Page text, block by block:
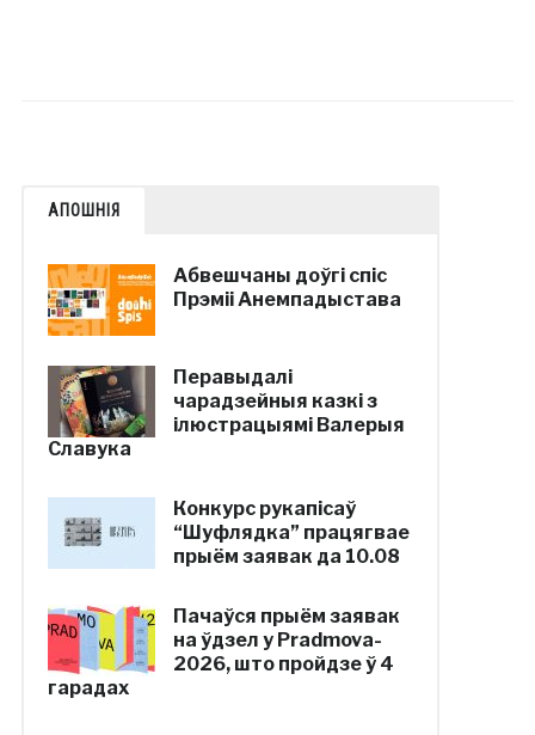
АПОШНІЯ
Абвешчаны доўгі спіс
Прэміі Анемпадыстава
Перавыдалі
чарадзейныя казкі з
ілюстрацыямі Валерыя
Славука
Конкурс рукапісаў
“Шуфлядка” працягвае
прыём заявак да 10.08
Пачаўся прыём заявак
на ўдзел у Pradmova-
2026, што пройдзе ў 4
гарадах